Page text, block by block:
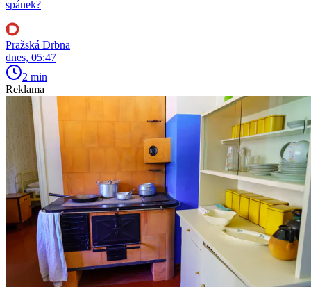
spánek?
Pražská Drbna
dnes, 05:47
2 min
Reklama